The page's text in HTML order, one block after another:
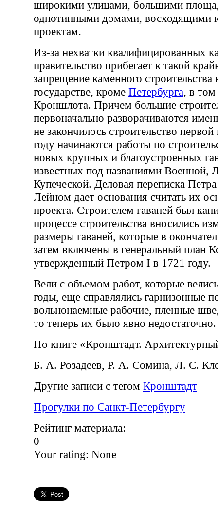
широкими улицами, большими
однотипными домами, восходящими
проектам.
Из-за нехватки квалифицированных
правительство прибегает к такой
запрещение каменного строительства
государстве, кроме Петербурга, в том
Кроншлота. Причем большие
первоначально разворачиваются
не закончилось строительство
году начинаются работы по
новых крупных и благоустроенных
известных под названиями Военной,
Купеческой. Деловая переписка
Лейном дает основания считать их
проекта. Строителем гаваней был
процессе строительства вносились
размеры гаваней, которые в
затем включены в генеральный план
утвержденный Петром I в 1721 году.
Вели с объемом работ, которые
годы, еще справлялись гарнизонные
вольнонаемные рабочие, пленные
то теперь их было явно недостаточно.
По книге «Кронштадт.
Б. А. Розадеев, Р. А. Сомина, Л. С.
Другие записи с тегом Кронштадт
Прогулки по Санкт-Петербургу
Рейтинг материала:
0
Your rating: None